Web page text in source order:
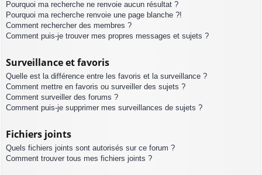
Pourquoi ma recherche ne renvoie aucun résultat ?
Pourquoi ma recherche renvoie une page blanche ?!
Comment rechercher des membres ?
Comment puis-je trouver mes propres messages et sujets ?
Surveillance et favoris
Quelle est la différence entre les favoris et la surveillance ?
Comment mettre en favoris ou surveiller des sujets ?
Comment surveiller des forums ?
Comment puis-je supprimer mes surveillances de sujets ?
Fichiers joints
Quels fichiers joints sont autorisés sur ce forum ?
Comment trouver tous mes fichiers joints ?